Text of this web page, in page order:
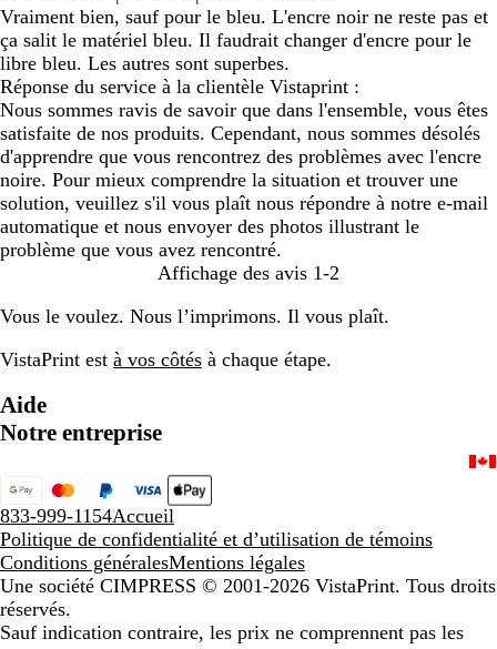
Vraiment bien, sauf pour le bleu. L'encre noir ne reste pas et
ça salit le matériel bleu. Il faudrait changer d'encre pour le
libre bleu. Les autres sont superbes.
Réponse du service à la clientèle Vistaprint :
Nous sommes ravis de savoir que dans l'ensemble, vous êtes
satisfaite de nos produits. Cependant, nous sommes désolés
d'apprendre que vous rencontrez des problèmes avec l'encre
noire. Pour mieux comprendre la situation et trouver une
solution, veuillez s'il vous plaît nous répondre à notre e-mail
automatique et nous envoyer des photos illustrant le
problème que vous avez rencontré.
Affichage des avis 1-2
Vous le voulez. Nous l’imprimons. Il vous plaît.
VistaPrint est à vos côtés à chaque étape.
Aide
Notre entreprise
833-999-1154Accueil
Politique de confidentialité et d’utilisation de témoins
Conditions généralesMentions légales
Une société CIMPRESS © 2001-2026 VistaPrint. Tous droits
réservés.
Sauf indication contraire, les prix ne comprennent pas les